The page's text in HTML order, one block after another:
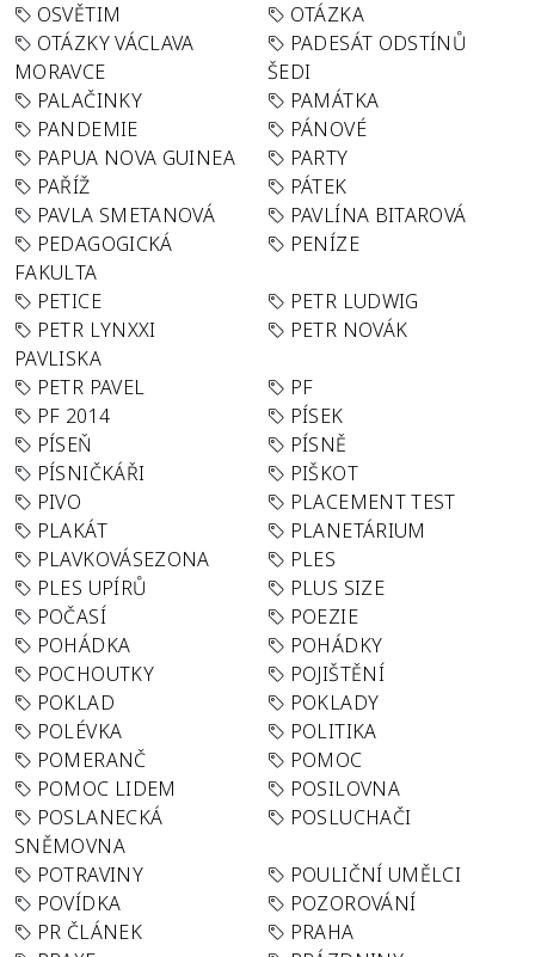
OSVĚTIM
OTÁZKA
OTÁZKY VÁCLAVA
MORAVCE
PADESÁT ODSTÍNŮ
ŠEDI
PALAČINKY
PAMÁTKA
PANDEMIE
PÁNOVÉ
PAPUA NOVA GUINEA
PARTY
PAŘÍŽ
PÁTEK
PAVLA SMETANOVÁ
PAVLÍNA BITAROVÁ
PEDAGOGICKÁ
FAKULTA
PENÍZE
PETICE
PETR LUDWIG
PETR LYNXXI
PAVLISKA
PETR NOVÁK
PETR PAVEL
PF
PF 2014
PÍSEK
PÍSEŇ
PÍSNĚ
PÍSNIČKÁŘI
PIŠKOT
PIVO
PLACEMENT TEST
PLAKÁT
PLANETÁRIUM
PLAVKOVÁSEZONA
PLES
PLES UPÍRŮ
PLUS SIZE
POČASÍ
POEZIE
POHÁDKA
POHÁDKY
POCHOUTKY
POJIŠTĚNÍ
POKLAD
POKLADY
POLÉVKA
POLITIKA
POMERANČ
POMOC
POMOC LIDEM
POSILOVNA
POSLANECKÁ
SNĚMOVNA
POSLUCHAČI
POTRAVINY
POULIČNÍ UMĚLCI
POVÍDKA
POZOROVÁNÍ
PR ČLÁNEK
PRAHA